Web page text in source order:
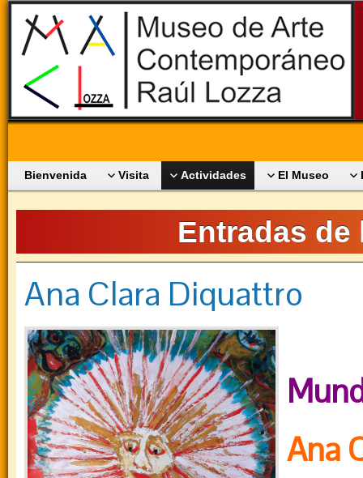
Bienvenida Visita Actividades El Museo
Entradas
Ana Clara Diquattro
Ana